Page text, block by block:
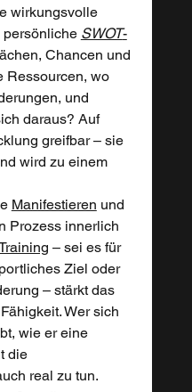
wirkungsvolle
SWOT-
Chancen und
Ressourcen, wo
und
daraus? Auf
greifbar – sie
wird zu einem
Manifestieren und
Prozess innerlich
– sei es für
Ziel oder
– stärkt das
Wer sich
wie er eine
die
real zu tun.